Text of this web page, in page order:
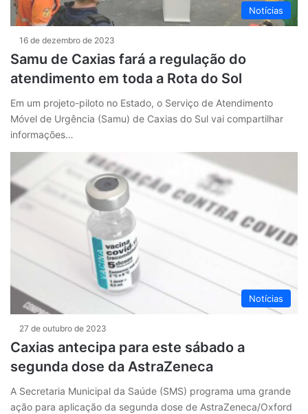
Notícias
16 de dezembro de 2023
Samu de Caxias fará a regulação do
atendimento em toda a Rota do Sol
Em um projeto-piloto no Estado, o Serviço de Atendimento
Móvel de Urgência (Samu) de Caxias do Sul vai compartilhar
informações…
Notícias
27 de outubro de 2023
Caxias antecipa para este sábado a
segunda dose da AstraZeneca
A Secretaria Municipal da Saúde (SMS) programa uma grande
ação para aplicação da segunda dose de AstraZeneca/Oxford